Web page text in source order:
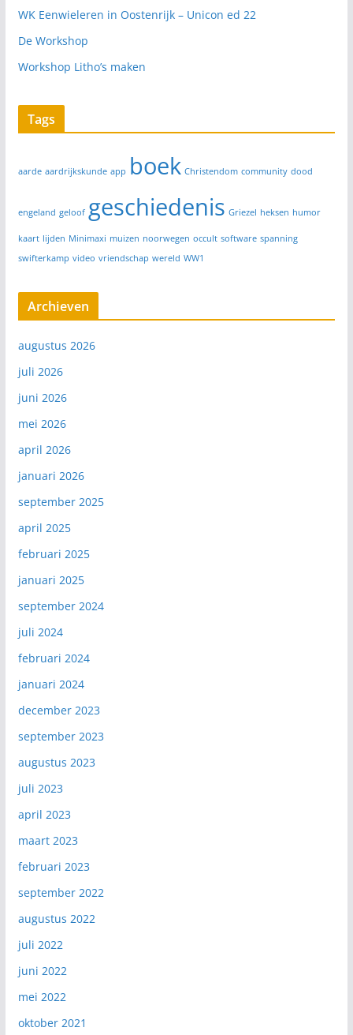
WK Eenwieleren in Oostenrijk – Unicon ed 22
De Workshop
Workshop Litho’s maken
Tags
aarde aardrijkskunde app boek Christendom community dood
engeland geloof geschiedenis Griezel heksen humor
kaart lijden Minimaxi muizen noorwegen occult software spanning
swifterkamp video vriendschap wereld WW1
Archieven
augustus 2026
juli 2026
juni 2026
mei 2026
april 2026
januari 2026
september 2025
april 2025
februari 2025
januari 2025
september 2024
juli 2024
februari 2024
januari 2024
december 2023
september 2023
augustus 2023
juli 2023
april 2023
maart 2023
februari 2023
september 2022
augustus 2022
juli 2022
juni 2022
mei 2022
oktober 2021